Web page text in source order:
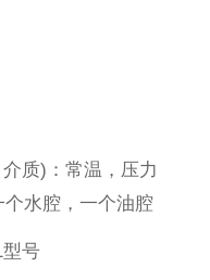
质)：常温，压力
水腔，一个油腔
号